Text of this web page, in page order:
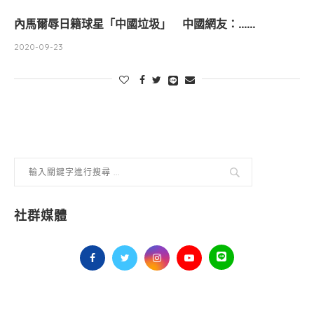
內馬爾辱日籍球星「中國垃圾」 中國網友：……
2020-09-23
社群媒體